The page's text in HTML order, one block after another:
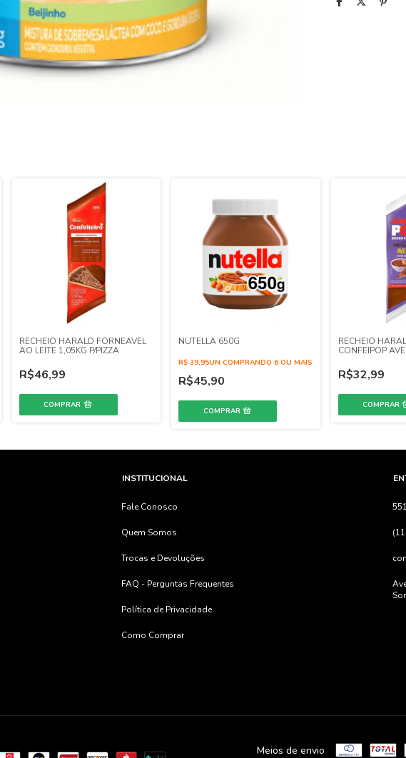
RECHEIO HARALD FORNEAVEL
AO LEITE 1,05KG P/PIZZA
R$46,99
NUTELLA 650G
R$ 39,95UN COMPRANDO 6 OU MAIS
R$45,90
RECHEIO
CONFEIPOP
R$32,99
INSTITUCIONAL
Fale Conosco
Quem Somos
Trocas e Devoluções
FAQ - Perguntas Frequentes
Política de Privacidade
Como Comprar
Meios de envio